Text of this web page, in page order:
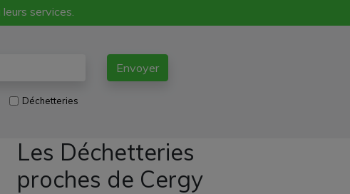
services.
Envoyer
Déchetteries
Les Déchetteries
proches de Cergy